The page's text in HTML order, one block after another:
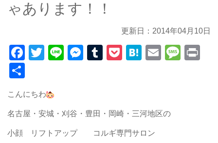
ゃあります！！
更新日：2014年04月10日
Facebook
TwitterLineMessenger
Tumblr
Pocket
Hatena
Email
こんにちわ
名古屋・安城・刈谷・豊田・岡崎・三河地区の
小顔 リフトアップ コルギ専門サロン